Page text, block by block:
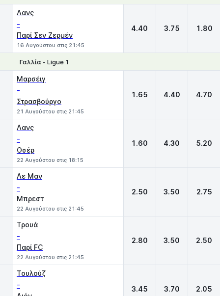
Λανς
-
Παρί Σεν Ζερμέν
16 Αυγούστου στις 21:45
4.40 3.75 1.80
Γαλλία - Ligue 1
Μαρσέιγ
-
Στρασβούργο
21 Αυγούστου στις 21:45
1.65 4.40 4.70
Λανς
-
Οσέρ
22 Αυγούστου στις 18:15
1.60 4.30 5.20
Λε Μαν
-
Μπρεστ
22 Αυγούστου στις 21:45
2.50 3.50 2.75
Τρουά
-
Παρί FC
22 Αυγούστου στις 21:45
2.80 3.50 2.50
Τουλούζ
- 3.45 3.70 2.05